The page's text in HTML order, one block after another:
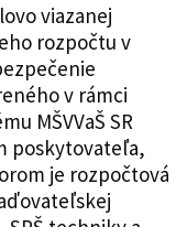
viazanej
rozpočtu v
v rámci
MŠVVaŠ SR
poskytovateľa,
je rozpočtová